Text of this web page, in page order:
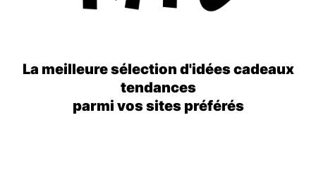
La meilleure sélection d'idées cadeaux
tendances
parmi vos sites préférés